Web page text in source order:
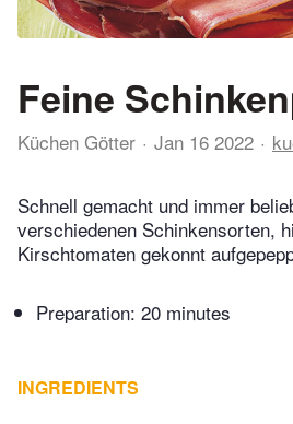
Feine
Küchen Götter Jan 16 2022
Schnell gemacht und immer
verschiedenen Schinkensorten,
Kirschtomaten gekonnt
Preparation: 20 minutes
INGREDIENTS